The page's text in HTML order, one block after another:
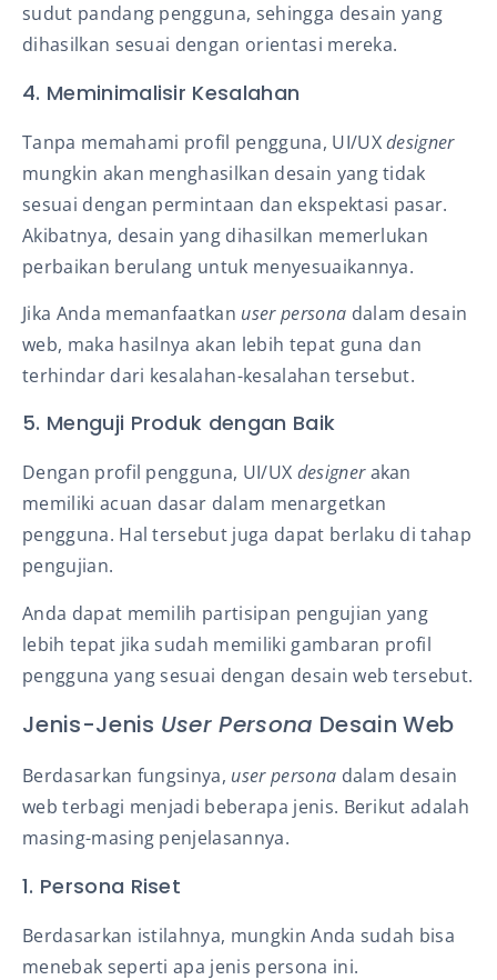
sudut pandang pengguna, sehingga desain yang
dihasilkan sesuai dengan orientasi mereka.
4. Meminimalisir Kesalahan
Tanpa memahami profil pengguna, UI/UXdesigner
mungkin akan menghasilkan desain yang tidak
sesuai dengan permintaan dan ekspektasi pasar.
Akibatnya, desain yang dihasilkan memerlukan
perbaikan berulang untuk menyesuaikannya.
Jika Anda memanfaatkan user persona dalam desain
web, maka hasilnya akan lebih tepat guna dan
terhindar dari kesalahan-kesalahan tersebut.
5. Menguji Produk dengan Baik
Dengan profil pengguna, UI/UX designerakan
memiliki acuan dasar dalam menargetkan
pengguna. Hal tersebut juga dapat berlaku di tahap
pengujian.
Anda dapat memilih partisipan pengujian yang
lebih tepat jika sudah memiliki gambaran profil
pengguna yang sesuai dengan desain web tersebut.
Jenis-Jenis User Persona Desain Web
Berdasarkan fungsinya, user persona dalam desain
web terbagi menjadi beberapa jenis. Berikut adalah
masing-masing penjelasannya.
1. Persona Riset
Berdasarkan istilahnya, mungkin Anda sudah bisa
menebak seperti apa jenis persona ini.